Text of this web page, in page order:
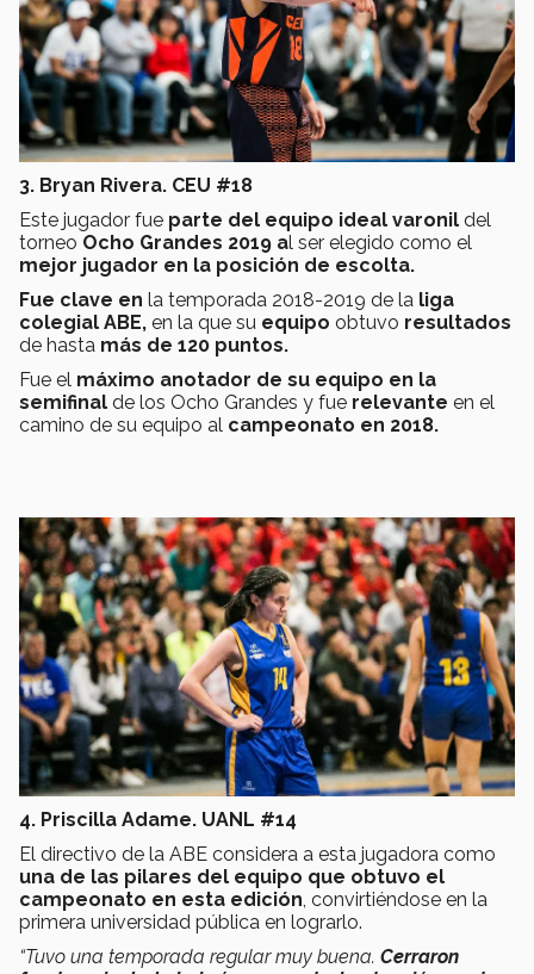
3. Bryan Rivera. CEU #18
Este jugador fue parte del equipo ideal varonil del
torneo Ocho Grandes 2019 al ser elegido como el
mejor jugador en la posición de escolta.
Fue clave en la temporada 2018-2019 de la liga
colegial ABE, en la que su equipo obtuvo resultados
de hasta más de 120 puntos.
Fue el máximo anotador de su equipo en la
semifinal de los Ocho Grandes y fue relevante en el
camino de su equipo al campeonato en 2018.
4. Priscilla Adame. UANL #14
El directivo de la ABE considera a esta jugadora como
una de las pilares del equipo que obtuvo el
campeonato en esta edición, convirtiéndose en la
primera universidad pública en lograrlo.
“Tuvo una temporada regular muy buena. Cerraron